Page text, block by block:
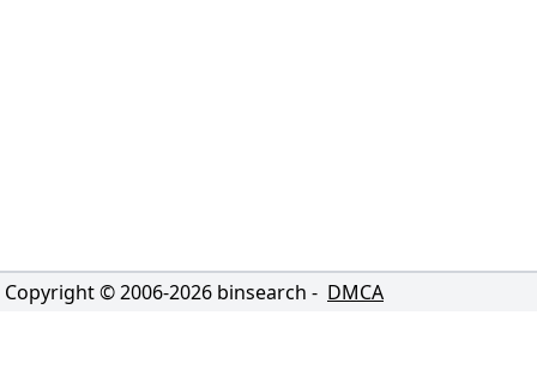
Copyright © 2006-2026 binsearch - DMCA